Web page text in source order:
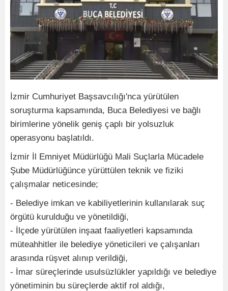
İzmir Cumhuriyet Başsavcılığı'nca yürütülen
soruşturma kapsamında, Buca Belediyesi ve bağlı
birimlerine yönelik geniş çaplı bir yolsuzluk
operasyonu başlatıldı.
İzmir İl Emniyet Müdürlüğü Mali Suçlarla Mücadele
Şube Müdürlüğünce yürüttülen teknik ve fiziki
çalışmalar neticesinde;
- Belediye imkan ve kabiliyetlerinin kullanılarak suç
örgütü kurulduğu ve yönetildiği,
- İlçede yürütülen inşaat faaliyetleri kapsamında
müteahhitler ile belediye yöneticileri ve çalışanları
arasında rüşvet alınıp verildiği,
- İmar süreçlerinde usulsüzlükler yapıldığı ve belediye
yönetiminin bu süreçlerde aktif rol aldığı,